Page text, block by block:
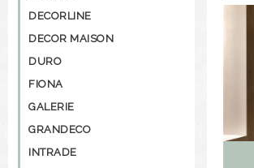
DECORLINE
DECOR MAISON
DURO
FIONA
GALERIE
GRANDECO
INTRADE